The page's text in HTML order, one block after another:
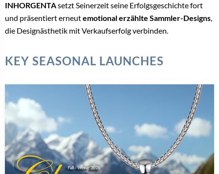
INHORGENTAsetzt Seinerzeit seine Erfolgsgeschichte fort
und präsentiert erneutemotional erzählte Sammler-Designs,
die Designästhetik mit Verkaufserfolg verbinden.
KEY SEASONAL LAUNCHES